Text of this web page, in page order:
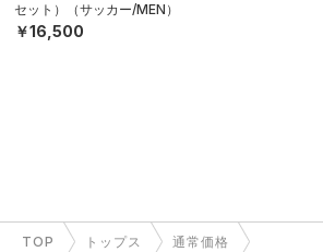
セット）（サッカー/MEN）
￥16,500
TOP トップス 通常価格